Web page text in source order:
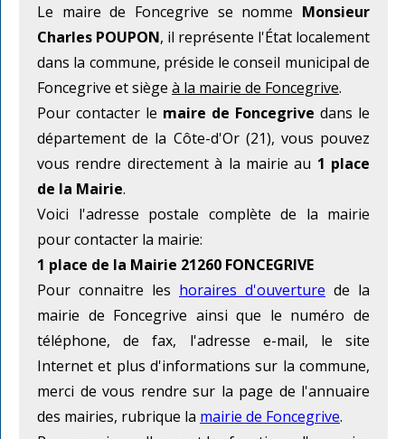
Le maire de Foncegrive se nomme Monsieur
Charles POUPON, il représente l'État localement
dans la commune, préside le conseil municipal de
Foncegrive et siège à la mairie de Foncegrive.
Pour contacter le maire de Foncegrive dans le
département de la Côte-d'Or (21), vous pouvez
vous rendre directement à la mairie au 1 place
de la Mairie.
Voici l'adresse postale complète de la mairie
pour contacter la mairie:
1 place de la Mairie 21260 FONCEGRIVE
Pour connaitre les horaires d'ouverture de la
mairie de Foncegrive ainsi que le numéro de
téléphone, de fax, l'adresse e-mail, le site
Internet et plus d'informations sur la commune,
merci de vous rendre sur la page de l'annuaire
des mairies, rubrique la mairie de Foncegrive.